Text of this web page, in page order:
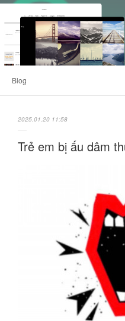
Blog
2025.01.20 11:58
Trẻ em bị ấu dâm